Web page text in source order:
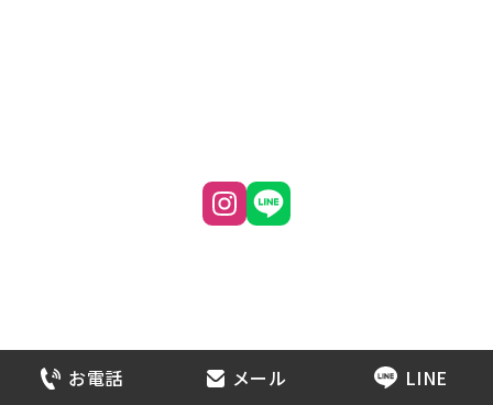
お電話 メール LINE